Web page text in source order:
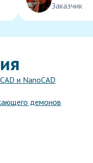
Заказчик
и NanoCAD
демонов